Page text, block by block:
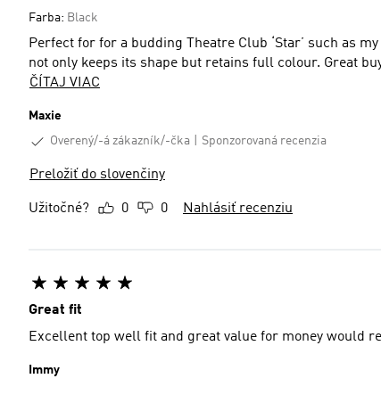
Farba: Black
Perfect for for a budding Theatre Club ‘Star’ such as
not only keeps its shape but retains full colour. Great
ČÍTAJ VIAC
Maxie
Overený/-á zákazník/-čka
Sponzorovaná recenzia
Preložiť do slovenčiny
Užitočné? 0 0 Nahlásiť recenziu
Great fit
Excellent top well fit and great value for money would
Immy